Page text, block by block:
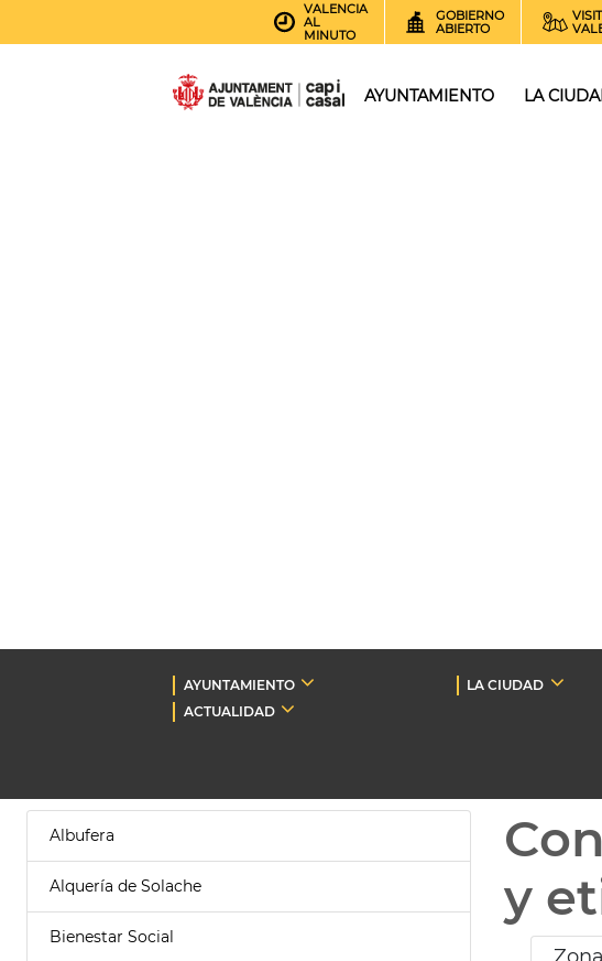
VALENCIA
AL
MINUTO
GOBIERNO
ABIERTO
VISIT
AYUNTAMIENTO LA
AYUNTAMIENTO LA CIUDAD
ACTUALIDAD
Albufera
Alquería de Solache
Bienestar Social
y